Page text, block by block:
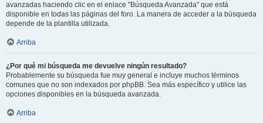
avanzadas haciendo clic en el enlace "Búsqueda Avanzada" que está
disponible en todas las páginas del foro. La manera de acceder a la búsqueda
depende de la plantilla utilizada.
Arriba
¿Por qué mi búsqueda me devuelve ningún resultado?
Probablemente su búsqueda fue muy general e incluye muchos términos
comunes que no son indexados por phpBB. Sea más específico y utilice las
opciones disponibles en la búsqueda avanzada.
Arriba